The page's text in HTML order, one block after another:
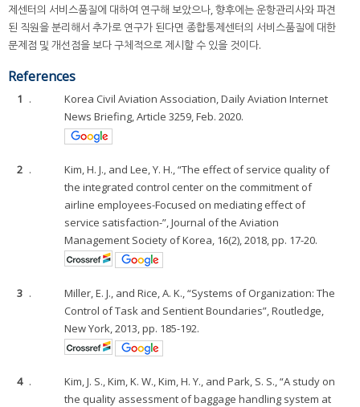
제센터의 서비스품질에 대하여 연구해 보았으나, 향후에는 운항관리사와 파견
된 직원을 분리해서 추가로 연구가 된다면 종합통제센터의 서비스품질에 대한
문제점 및 개선점을 보다 구체적으로 제시할 수 있을 것이다.
References
1 .
Korea Civil Aviation Association, Daily Aviation Internet
News Briefing, Article 3259, Feb. 2020.
2 .
Kim, H. J., and Lee, Y. H., “The effect of service quality of
the integrated control center on the commitment of
airline employees-Focused on mediating effect of
service satisfaction-”, Journal of the Aviation
Management Society of Korea, 16(2), 2018, pp. 17-20.
3 .
Miller, E. J., and Rice, A. K., “Systems of Organization: The
Control of Task and Sentient Boundaries”, Routledge,
New York, 2013, pp. 185-192.
4 .
Kim, J. S., Kim, K. W., Kim, H. Y., and Park, S. S., “A study on
the quality assessment of baggage handling system at